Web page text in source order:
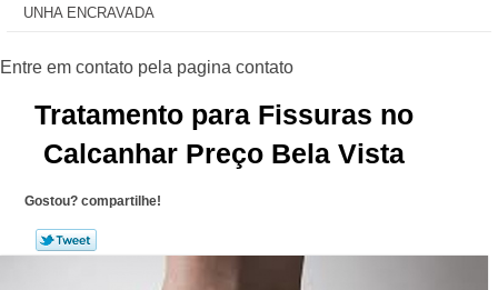
UNHA ENCRAVADA
Tratamento para Fissuras no
Calcanhar Preço Bela Vista
Gostou? compartilhe!